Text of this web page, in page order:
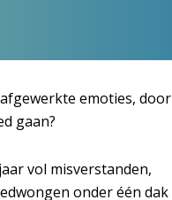
emoties, door
gaan?
vol misverstanden,
onder één dak